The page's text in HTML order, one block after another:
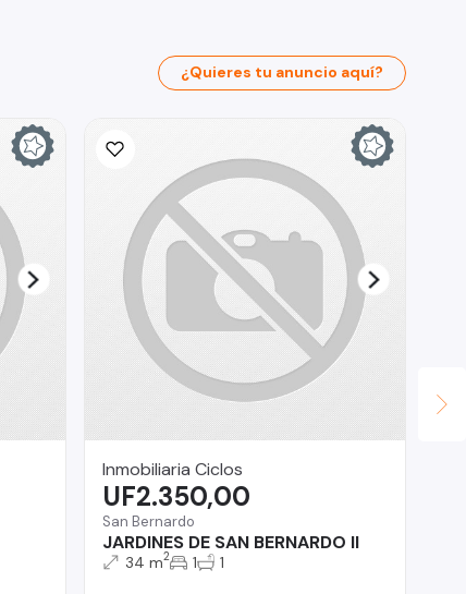
¿Quieres tu anuncio aquí?
Inmobiliaria Ciclos
San Bernardo
JARDINES DE SAN BERNARDO II
UF2.350,00
34 m2 1 1